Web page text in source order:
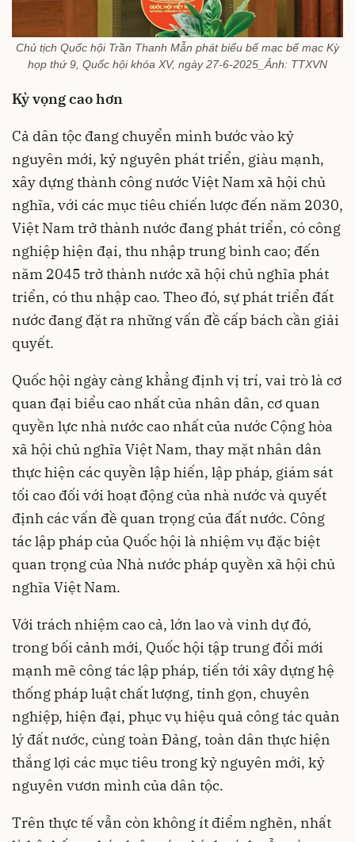
Chủ tịch Quốc hội Trần Thanh Mẫn phát biểu bế mạc bế mạc Kỳ
họp thứ 9, Quốc hội khóa XV, ngày 27-6-2025_Ảnh: TTXVN
Kỳ vọng cao hơn
Cả dân tộc đang chuyển mình bước vào kỷ
nguyên mới, kỷ nguyên phát triển, giàu mạnh,
xây dựng thành công nước Việt Nam xã hội chủ
nghĩa, với các mục tiêu chiến lược đến năm 2030,
Việt Nam trở thành nước đang phát triển, có công
nghiệp hiện đại, thu nhập trung bình cao; đến
năm 2045 trở thành nước xã hội chủ nghĩa phát
triển, có thu nhập cao. Theo đó, sự phát triển đất
nước đang đặt ra những vấn đề cấp bách cần giải
quyết.
Quốc hội ngày càng khẳng định vị trí, vai trò là cơ
quan đại biểu cao nhất của nhân dân, cơ quan
quyền lực nhà nước cao nhất của nước Cộng hòa
xã hội chủ nghĩa Việt Nam, thay mặt nhân dân
thực hiện các quyền lập hiến, lập pháp, giám sát
tối cao đối với hoạt động của nhà nước và quyết
định các vấn đề quan trọng của đất nước. Công
tác lập pháp của Quốc hội là nhiệm vụ đặc biệt
quan trọng của Nhà nước pháp quyền xã hội chủ
nghĩa Việt Nam.
Với trách nhiệm cao cả, lớn lao và vinh dự đó,
trong bối cảnh mới, Quốc hội tập trung đổi mới
mạnh mẽ công tác lập pháp, tiến tới xây dựng hệ
thống pháp luật chất lượng, tinh gọn, chuyên
nghiệp, hiện đại, phục vụ hiệu quả công tác quản
lý đất nước, cùng toàn Đảng, toàn dân thực hiện
thắng lợi các mục tiêu trong kỷ nguyên mới, kỷ
nguyên vươn mình của dân tộc.
Trên thực tế vẫn còn không ít điểm nghẽn, nhất